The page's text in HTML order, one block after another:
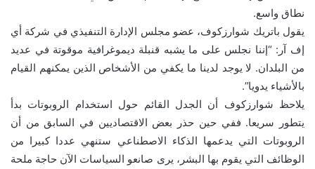
نطاق واسع.
يقول باتريك شوارزكوف، عضو مجلس الإدارة التنفيذي في شركة أي
إف آر: “إننا نجلس على ما يشبه قنبلة ديموغرافية موقوتة في عديد
من البلدان. لا يوجد لدينا ما يكفي من الأشخاص الذين يمكنهم القيام
بالأشياء يدويا”.
يلاحظ شوارزكوف أن الجدل القائم حول استخدام الروبوتات بدأ
يتطور سريعا. ففي حين حذر بعض الاقتصاديين في السابق من أن
الروبوتات التي يدعمها الذكاء الاصطناعي ستنهي عددا كبيرا من
الوظائف التي يقوم بها البشر، يرى صانعو السياسات الآن حاجة ملحة